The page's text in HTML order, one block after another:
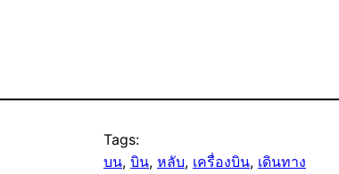
Tags:
บน, บิน, หลับ, เครื่องบิน, เดินทาง